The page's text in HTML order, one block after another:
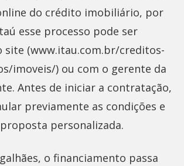
do crédito imobiliário, por
esse processo pode ser
site (www.itau.com.br/creditos-
imoveis/) ou com o gerente da
Antes de iniciar a contratação,
previamente as condições e
personalizada.
o financiamento passa